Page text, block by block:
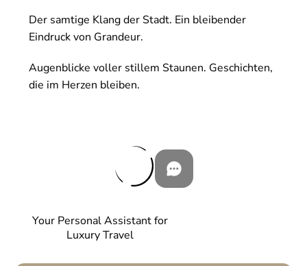
Your Personal Assistant for
Luxury Travel
Der samtige Klang der Stadt. Ein bleibender
Eindruck von Grandeur.
Augenblicke voller stillem Staunen. Geschichten,
die im Herzen bleiben.